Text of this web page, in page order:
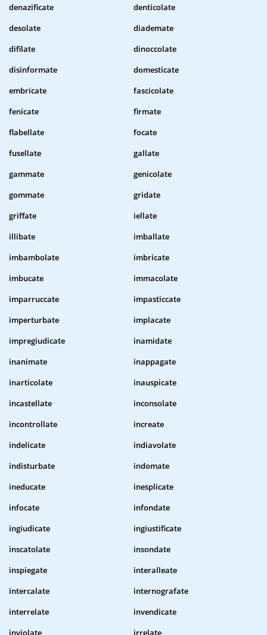
denazificate
denticolate
desolate
diademate
difilate
dinoccolate
disinformate
domesticate
embricate
fascicolate
fenicate
firmate
flabellate
focate
fusellate
gallate
gammate
genicolate
gommate
gridate
griffate
iellate
illibate
imballate
imbambolate
imbricate
imbucate
immacolate
imparruccate
impasticcate
imperturbate
implacate
impregiudicate
inamidate
inanimate
inappagate
inarticolate
inauspicate
incastellate
inconsolate
incontrollate
increate
indelicate
indiavolate
indisturbate
indomate
ineducate
inesplicate
infocate
infondate
ingiudicate
ingiustificate
inscatolate
insondate
inspiegate
interalleate
intercalate
internografate
interrelate
invendicate
inviolate
irrelate